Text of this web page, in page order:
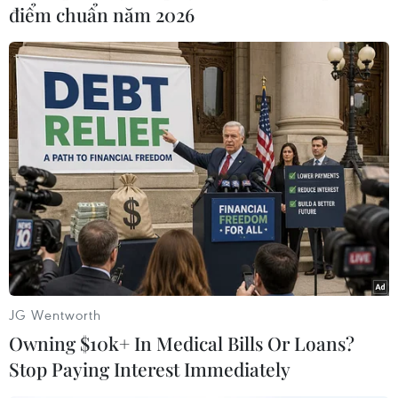
#Tai nạn đường sắt #Tàu tốc hành
#Đường sắt
#Bão tuyết
#Chung cư cũ Hongkong
điểm chuẩn năm 2026
JG Wentworth
Owning $10k+ In Medical Bills Or Loans?
Stop Paying Interest Immediately